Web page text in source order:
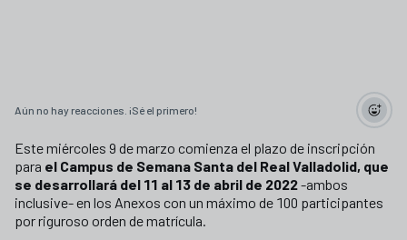
Aún no hay reacciones. ¡Sé el primero!
Este miércoles 9 de marzo comienza el plazo de inscripción
para el Campus de Semana Santa del Real Valladolid, que
se desarrollará del 11 al 13 de abril de 2022-ambos
inclusive- en los Anexos con un máximo de 100 participantes
por riguroso orden de matrícula.